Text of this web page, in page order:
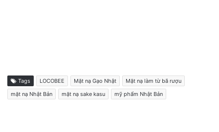
Tags LOCOBEE Mặt nạ Gạo Nhật
Mặt nạ làm từ bã rượu
mặt nạ Nhật Bản
mặt nạ sake kasu mỹ phẩm Nhật Bản